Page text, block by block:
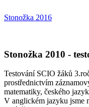
Stonožka 2016
Stonožka 2010 -
Testování SCIO žáků
prostřednictvím
matematiky, českého
V anglickém jazyku jsme